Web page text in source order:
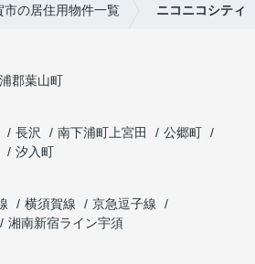
市の居住用物件一覧 ニコニコシティ
郡葉山町
長沢 南下浦町上宮田
公郷町
汐入町
横須賀線
京急逗子線
湘南新宿ライン宇須